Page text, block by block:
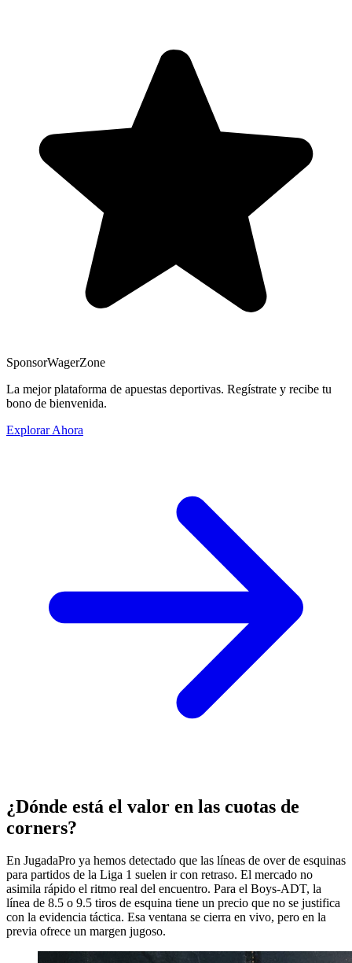
SponsorWagerZone
La mejor plataforma de apuestas deportivas. Regístrate y recibe tu
bono de bienvenida.
Explorar Ahora
¿Dónde está el valor en las cuotas de
corners?
En JugadaPro ya hemos detectado que las líneas de over de esquinas
para partidos de la Liga 1 suelen ir con retraso. El mercado no
asimila rápido el ritmo real del encuentro. Para el Boys-ADT, la
línea de 8.5 o 9.5 tiros de esquina tiene un precio que no se justifica
con la evidencia táctica. Esa ventana se cierra en vivo, pero en la
previa ofrece un margen jugoso.